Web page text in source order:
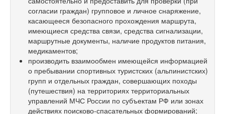
согласии граждан) групповое и личное снаряжение,
касающееся безопасного прохождения маршрута,
имеющиеся средства связи, средства сигнализации,
маршрутные документы, наличие продуктов питания,
медикаментов;
производить взаимообмен имеющейся информацией
о пребывании спортивных туристских (альпинистских)
групп и отдельных граждан, совершающих походы
(путешествия) на территориях территориальных
управлений МЧС России по субъектам РФ или зонах
действиях поисково-спасательных формирований;